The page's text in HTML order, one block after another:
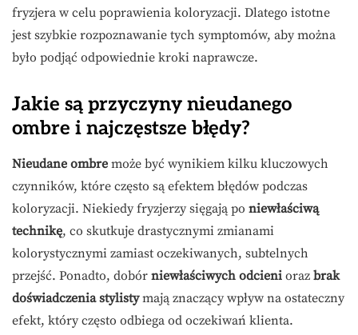
fryzjera w celu poprawienia koloryzacji. Dlatego istotne
jest szybkie rozpoznawanie tych symptomów, aby można
było podjąć odpowiednie kroki naprawcze.
Jakie są przyczyny nieudanego
ombre i najczęstsze błędy?
Nieudane ombre może być wynikiem kilku kluczowych
czynników, które często są efektem błędów podczas
koloryzacji. Niekiedy fryzjerzy sięgają po niewłaściwą
technikę, co skutkuje drastycznymi zmianami
kolorystycznymi zamiast oczekiwanych, subtelnych
przejść. Ponadto, dobór niewłaściwych odcieni oraz brak
doświadczenia stylistymają znaczący wpływ na ostateczny
efekt, który często odbiega od oczekiwań klienta.